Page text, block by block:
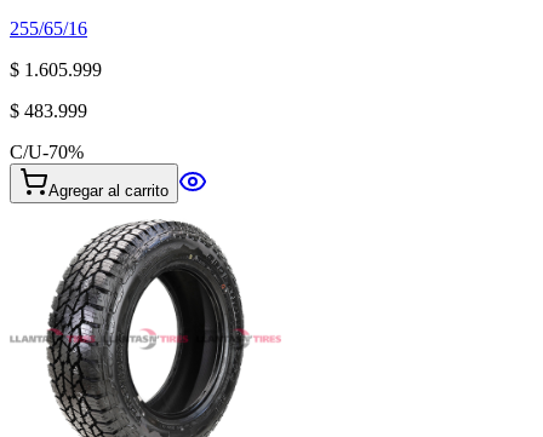
255/65/16
$ 1.605.999
$ 483.999
C/U-70%
Agregar al carrito